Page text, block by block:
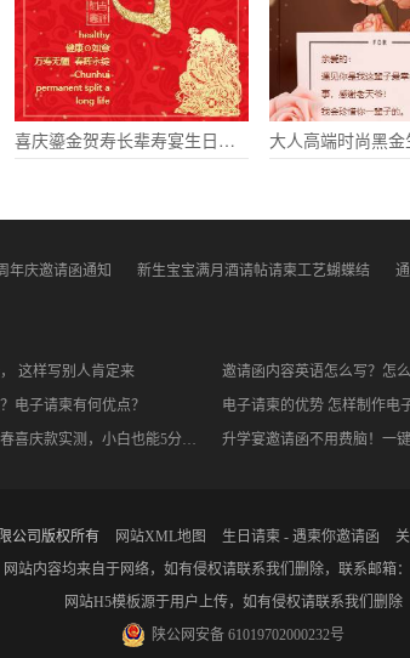
喜庆鎏金贺寿长辈寿宴生日电子请柬
年庆邀请函通知 新生宝宝满月酒请帖请柬工艺蝴蝶结
这样写别人肯定来 邀请函内容英语怎么写？怎
电子请柬有何优点？ 电子请柬的优势 怎样制作电
升学宴电子请柬｜青春喜庆款实测，小白也能5分钟搞定不踩雷
公司版权所有 网站XML地图 生日请柬 - 遇柬你邀请函
网站内容均来自于网络，如有侵权请联系我们删除，联系邮箱：
网站H5模板源于用户上传，如有侵权请联系我们删除
陕公网安备 61019702000232号